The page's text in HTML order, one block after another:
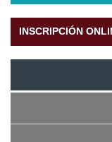
INSCRIPCIÓN